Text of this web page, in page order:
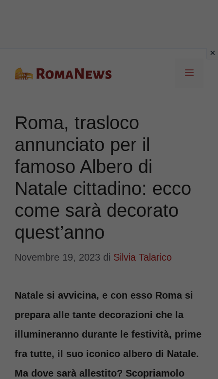
Menu
Roma, trasloco
annunciato per il
famoso Albero di
Natale cittadino: ecco
come sarà decorato
quest’anno
Novembre 19, 2023 di Silvia Talarico
Natale si avvicina, e con esso Roma si
prepara alle tante decorazioni che la
illumineranno durante le festività, prime
fra tutte, il suo iconico albero di Natale.
Ma dove sarà allestito? Scopriamolo